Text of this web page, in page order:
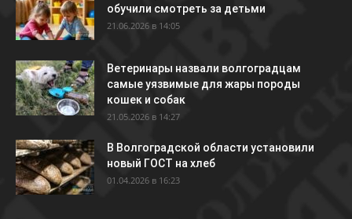
обучили смотреть за детьми
21.06.2026 в 14:05
Ветеринары назвали волгоградцам
самые уязвимые для жары породы
кошек и собак
21.05.2026 в 14:27
В Волгоградской области установили
новый ГОСТ на хлеб
01.04.2026 в 16:23